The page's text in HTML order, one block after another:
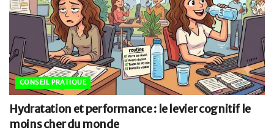
CONSEIL PRATIQUE
Hydratation et performance : le levier cognitif le
moins cher du monde